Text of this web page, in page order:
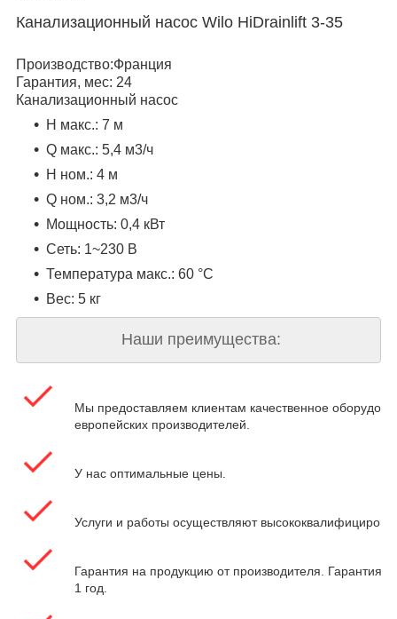
Канализационный насос Wilo HiDrainlift 3-35
Производство:Франция
Гарантия, мес: 24
Канализационный насос
H макс.: 7 м
Q макс.: 5,4 м3/ч
H ном.: 4 м
Q ном.: 3,2 м3/ч
Мощность: 0,4 кВт
Сеть: 1~230 В
Температура макс.: 60 °С
Вес: 5 кг
Наши преимущества:
Мы предоставляем клиентам качественное
европейских производителей.
У нас оптимальные цены.
Услуги и работы осуществляют
Гарантия на продукцию от производителя. Гарантия
1 год.